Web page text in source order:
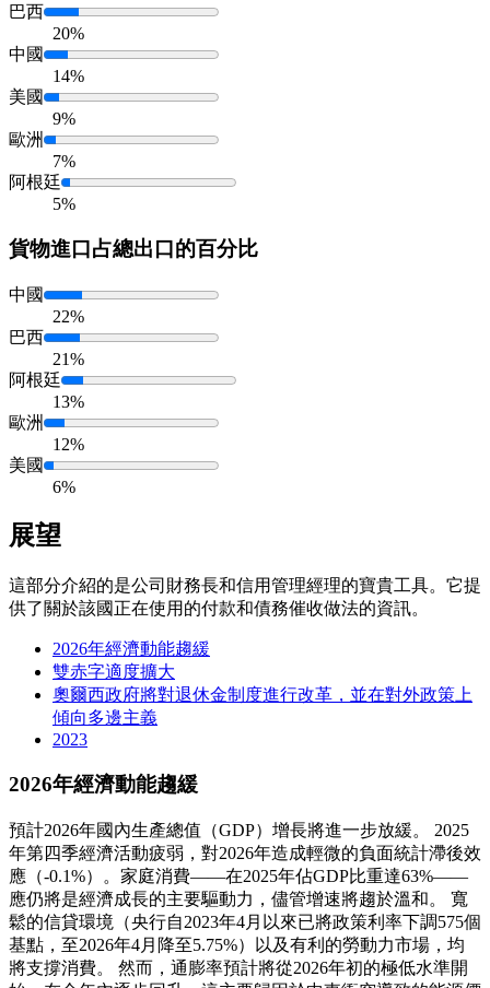
巴西
20%
中國
14%
美國
9%
歐洲
7%
阿根廷
5%
貨物進口占總出口的百分比
中國
22%
巴西
21%
阿根廷
13%
歐洲
12%
美國
6%
展望
這部分介紹的是公司財務長和信用管理經理的寶貴工具。它提
供了關於該國正在使用的付款和債務催收做法的資訊。
2026年經濟動能趨緩
雙赤字適度擴大
奧爾西政府將對退休金制度進行改革，並在對外政策上
傾向多邊主義
2023
2026年經濟動能趨緩
預計2026年國內生產總值（GDP）增長將進一步放緩。 2025
年第四季經濟活動疲弱，對2026年造成輕微的負面統計滯後效
應（-0.1%）。家庭消費——在2025年佔GDP比重達63%——
應仍將是經濟成長的主要驅動力，儘管增速將趨於溫和。 寬
鬆的信貸環境（央行自2023年4月以來已將政策利率下調575個
基點，至2026年4月降至5.75%）以及有利的勞動力市場，均
將支撐消費。 然而，通膨率預計將從2026年初的極低水準開